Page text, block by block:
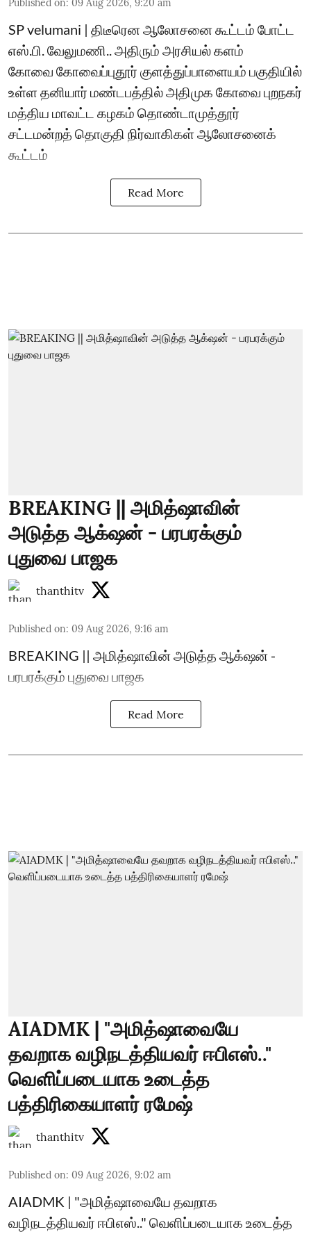
Published on: 09 Aug 2026, 9:20 am
SP velumani | திடீரென ஆலோசனை கூட்டம் போட்ட
எஸ்.பி. வேலுமணி.. அதிரும் அரசியல் களம்
கோவை கோவைப்புதூர் குளத்துப்பாளையம் பகுதியில்
உள்ள தனியார் மண்டபத்தில் அதிமுக கோவை புறநகர்
மத்திய மாவட்ட கழகம் தொண்டாமுத்தூர்
சட்டமன்றத் தொகுதி நிர்வாகிகள் ஆலோசனைக்
கூட்டம்
Read More
BREAKING || அமித்ஷாவின்
அடுத்த ஆக்‌ஷன் - பரபரக்கும்
புதுவை பாஜக
thanthitv
Published on: 09 Aug 2026, 9:16 am
BREAKING || அமித்ஷாவின் அடுத்த ஆக்‌ஷன் -
பரபரக்கும் புதுவை பாஜக
Read More
AIADMK | "அமித்ஷாவையே
தவறாக வழிநடத்தியவர் ஈபிஎஸ்.."
வெளிப்படையாக உடைத்த
பத்திரிகையாளர் ரமேஷ்
thanthitv
Published on: 09 Aug 2026, 9:02 am
AIADMK | "அமித்ஷாவையே தவறாக
வழிநடத்தியவர் ஈபிஎஸ்.." வெளிப்படையாக உடைத்த